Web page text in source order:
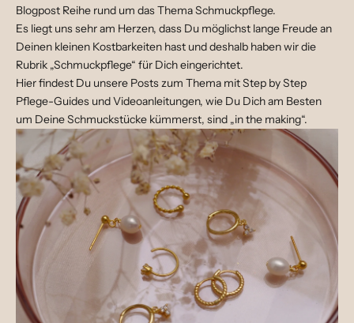
Blogpost Reihe rund um das Thema Schmuckpflege.
Es liegt uns sehr am Herzen, dass Du möglichst lange Freude an
Deinen kleinen Kostbarkeiten hast und deshalb haben wir die
Rubrik „Schmuckpflege“ für Dich eingerichtet.
Hier findest Du unsere Posts zum Thema mit Step by Step
Pflege-Guides und Videoanleitungen, wie Du Dich am Besten
um Deine Schmuckstücke kümmerst, sind „in the making“.